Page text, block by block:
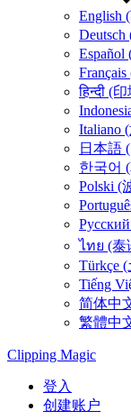
English
Deutsch
हिन्दी (
Italiano
日本語
한국어
Polski (
ไทย (泰
Türkçe
Tiếng
简体中
繁體中
Clipping Magic
登入
创建账户